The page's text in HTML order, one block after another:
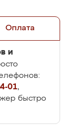
Оплата
и
01,
быстро